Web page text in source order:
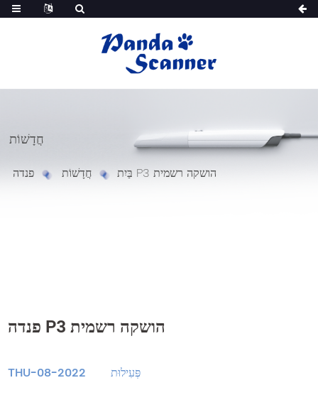
חֲדָשׁוֹת
בַּיִת חֲדָשׁוֹת פנדה P3 הושקה רשמית
פנדה P3 הושקה רשמית
THU-08-2022 פְּעִילוּת